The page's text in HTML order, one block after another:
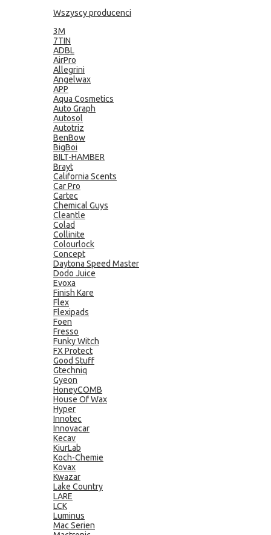
Wszyscy producenci
3M
7TIN
ADBL
AirPro
Allegrini
Angelwax
APP
Aqua Cosmetics
Auto Graph
Autosol
Autotriz
BenBow
BigBoi
BILT-HAMBER
Brayt
California Scents
Car Pro
Cartec
Chemical Guys
Cleantle
Colad
Collinite
Colourlock
Concept
Daytona Speed Master
Dodo Juice
Evoxa
Finish Kare
Flex
Flexipads
Foen
Fresso
Funky Witch
FX Protect
Good Stuff
Gtechniq
Gyeon
HoneyCOMB
House Of Wax
Hyper
Innotec
Innovacar
Kecav
KiurLab
Koch-Chemie
Kovax
Kwazar
Lake Country
LARE
LCK
Luminus
Mac Serien